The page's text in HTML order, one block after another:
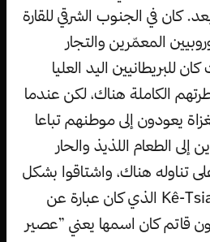
كان في الجنوب الشرقي للقارة
المعمّرين والتجار
للبريطانيين اليد العليا
الكاملة هناك، لكن عندما
يعودون إلى موطنهم تباعا
الطعام اللذيذ والحار
تناوله هناك، واشتاقوا بشكل
أخص لـ(كي تسياب) Kê-Tsiap الذي كان عبارة عن
قاتم كان اسمها يعني ”عصير